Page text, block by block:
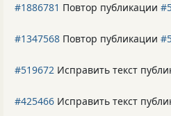
#1886781 Повтор публикации
#1347568 Повтор публикации
#519672 Исправить текст
#425466 Исправить текст